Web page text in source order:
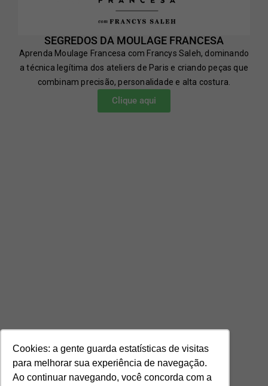
Cookies: a gente guarda estatísticas de visitas
para melhorar sua experiência de navegação.
Ao continuar navegando, você concorda com a
SEGREDOS DA MOULAGE FRANCESA
Aprenda Moulage Francesa com Francys Saleh, dominando
a técnica legítima dos ateliers de Paris e criando peças que
combinam precisão, personalidade e alta costura.
Clique aqui